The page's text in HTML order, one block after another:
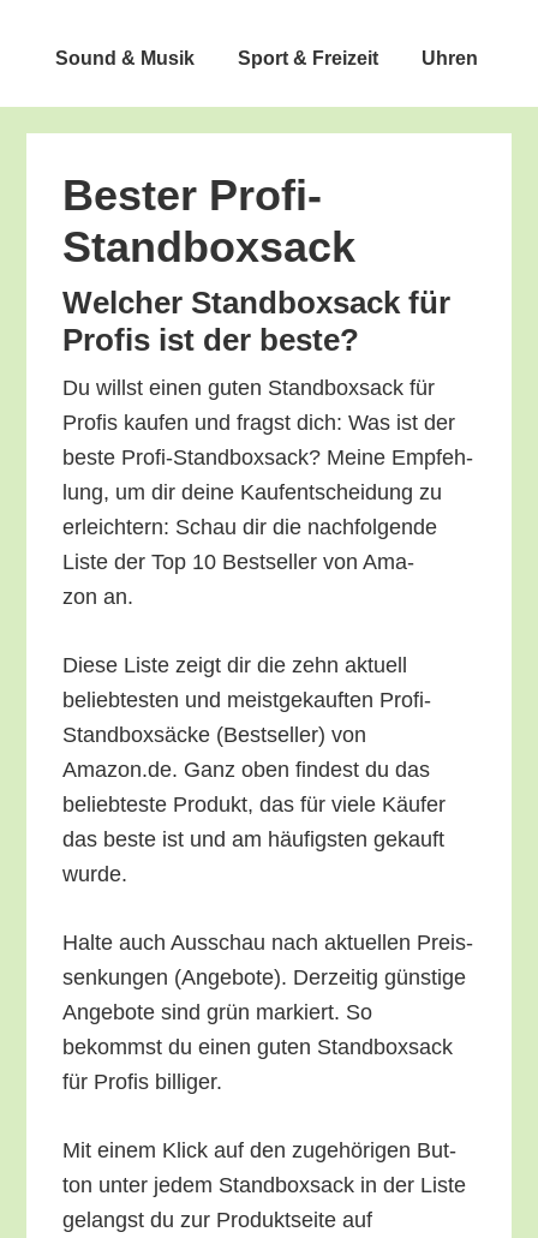
Sound & Musik Sport & Freizeit Uhren
Bes­ter Profi-
Standboxsack
Wel­cher Stand­box­sack für
Pro­fis ist der beste?
Du willst einen guten Stand­box­sack für
Pro­fis kau­fen und fragst dich: Was ist der
bes­te Pro­fi-Stand­box­sack? Mei­ne Emp­feh­
lung, um dir dei­ne Kauf­ent­schei­dung zu
erleich­tern: Schau dir die nach­fol­gen­de
Lis­te der Top 10 Best­sel­ler von Ama­
zon an.
Die­se Lis­te zeigt dir die zehn aktu­ell
belieb­tes­ten und meist­ge­kauf­ten Pro­fi-
Stand­box­sä­cke (Best­sel­ler) von
Amazon.de. Ganz oben fin­dest du das
belieb­tes­te Pro­dukt, das für vie­le Käu­fer
das bes­te ist und am häu­figs­ten gekauft
wurde.
Hal­te auch Aus­schau nach aktu­el­len Preis­
sen­kun­gen (Ange­bo­te). Der­zei­tig güns­ti­ge
Ange­bo­te sind grün mar­kiert. So
bekommst du einen guten Stand­box­sack
für Pro­fis billiger.
Mit einem Klick auf den zuge­hö­ri­gen But­
ton unter jedem Stand­box­sack in der Lis­te
gelangst du zur Pro­dukt­sei­te auf